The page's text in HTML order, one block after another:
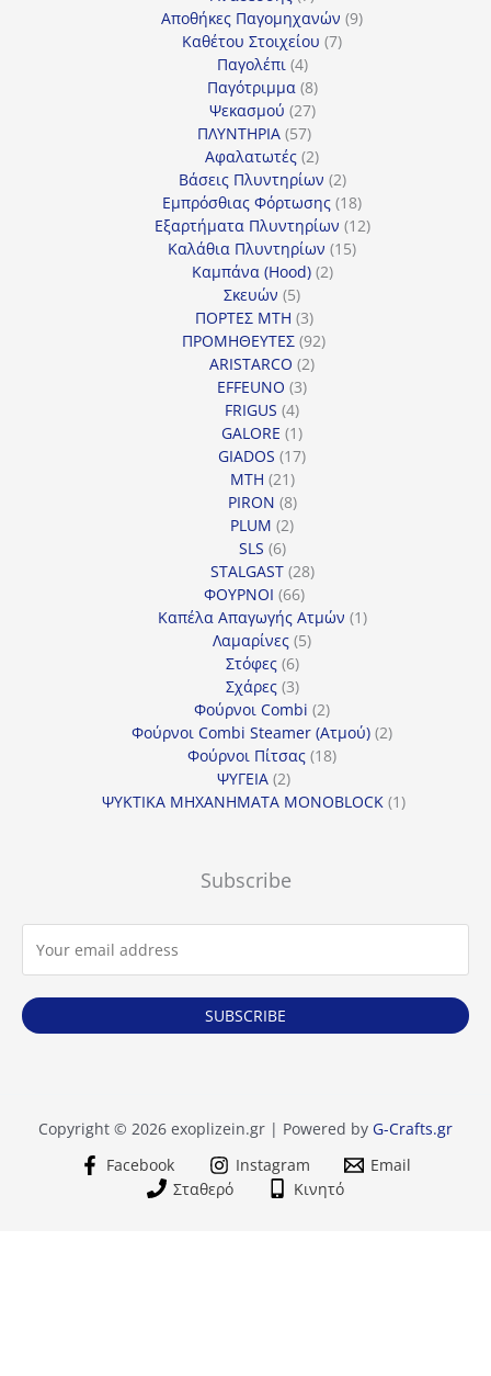
προϊόντα
Αποθήκες Παγομηχανών 99
Καθέτου Στοιχείου 77
Παγολέπι 44
προϊόντα
Παγότριμμα 88
προϊόντα
Ψεκασμού 2727
προϊόντα
ΠΛΥΝΤΗΡΙΑ 5757
προϊόντα
Αφαλατωτές 22
προϊόντα
Βάσεις Πλυντηρίων 22
προϊόντα
Εμπρόσθιας Φόρτωσης 1818
προϊόντα
Εξαρτήματα Πλυντηρίων 1212
Καλάθια Πλυντηρίων 1515
Καμπάνα (Hood) 22
Σκευών 55
προϊόντα
ΠΟΡΤΕΣ MTH 33
προϊόντα
ΠΡΟΜΗΘΕΥΤΕΣ 9292
ARISTARCO 22
EFFEUNO 33
FRIGUS 44
προϊόντα
GALORE 11
προϊόν
GIADOS 1717
MTH 2121
προϊόντα
PIRON 88
προϊόντα
PLUM 22
SLS 66
προϊόντα
STALGAST 2828
ΦΟΥΡΝΟΙ 6666
προϊόντα
Καπέλα Απαγωγής Ατμών 11
Λαμαρίνες 55
Στόφες 66
προϊόντα
Σχάρες 33
προϊόντα
Φούρνοι Combi 22
προϊόντα
Φούρνοι Combi Steamer (Ατμού) 22
Φούρνοι Πίτσας 1818
ΨΥΓΕΙΑ 22
προϊόντα
ΨΥΚΤΙΚΑ ΜΗΧΑΝΗΜΑΤΑ MONOBLOCK 11
Subscribe
SUBSCRIBE
Copyright © 2026 exoplizein.gr | Powered by G-Crafts.gr
Facebook
Instagram
Email
Σταθερό
Κινητό